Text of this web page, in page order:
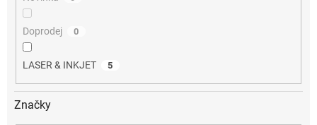
Doprodej 0
LASER & INKJET 5
Značky